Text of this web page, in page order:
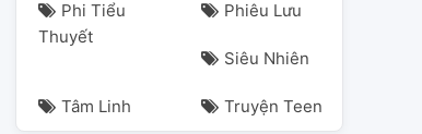
Phi Tiểu
Thuyết
Phiêu Lưu
Siêu Nhiên
Tâm Linh Truyện Teen